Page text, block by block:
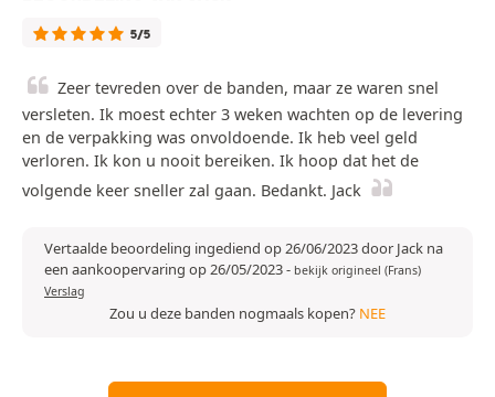
5/5
Zeer tevreden over de banden, maar ze waren snel
versleten. Ik moest echter 3 weken wachten op de levering
en de verpakking was onvoldoende. Ik heb veel geld
verloren. Ik kon u nooit bereiken. Ik hoop dat het de
volgende keer sneller zal gaan. Bedankt. Jack
Vertaalde beoordeling ingediend op 26/06/2023 door Jack na
een aankoopervaring op 26/05/2023- bekijk origineel (Frans)
Verslag
Zou u deze banden nogmaals kopen? NEE